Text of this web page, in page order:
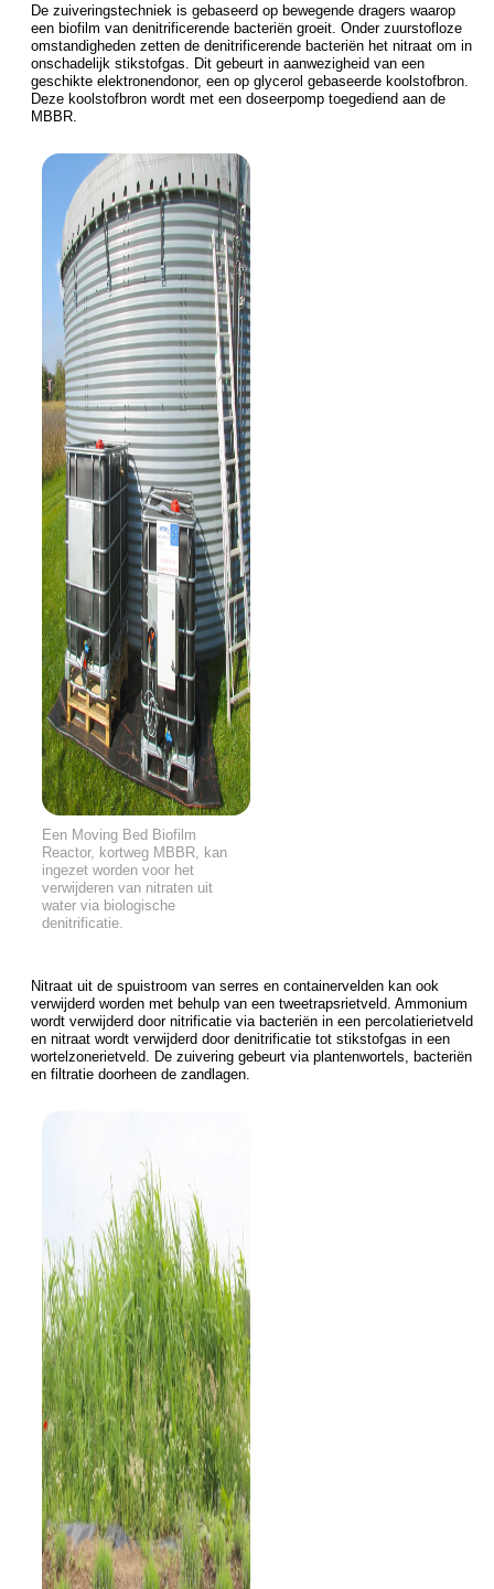
De zuiveringstechniek is gebaseerd op bewegende dragers waarop
een biofilm van denitrificerende bacteriën groeit. Onder zuurstofloze
omstandigheden zetten de denitrificerende bacteriën het nitraat om in
onschadelijk stikstofgas. Dit gebeurt in aanwezigheid van een
geschikte elektronendonor, een op glycerol gebaseerde koolstofbron.
Deze koolstofbron wordt met een doseerpomp toegediend aan de
MBBR.
Een Moving Bed Biofilm
Reactor, kortweg MBBR, kan
ingezet worden voor het
verwijderen van nitraten uit
water via biologische
denitrificatie.
Nitraat uit de spuistroom van serres en containervelden kan ook
verwijderd worden met behulp van een tweetrapsrietveld. Ammonium
wordt verwijderd door nitrificatie via bacteriën in een percolatierietveld
en nitraat wordt verwijderd door denitrificatie tot stikstofgas in een
wortelzonerietveld. De zuivering gebeurt via plantenwortels, bacteriën
en filtratie doorheen de zandlagen.